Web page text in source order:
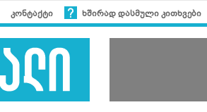
კონტაქტი ხშირად დასმული კითხვები